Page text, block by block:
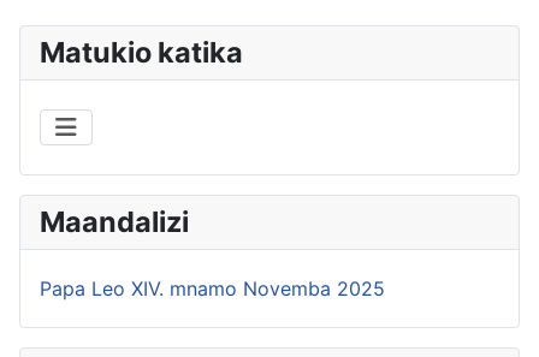
Matukio katika
Maandalizi
Papa Leo XIV. mnamo Novemba 2025